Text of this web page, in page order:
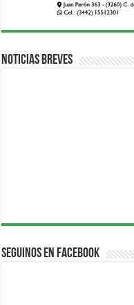
Noticias breves
Seguinos en Facebook